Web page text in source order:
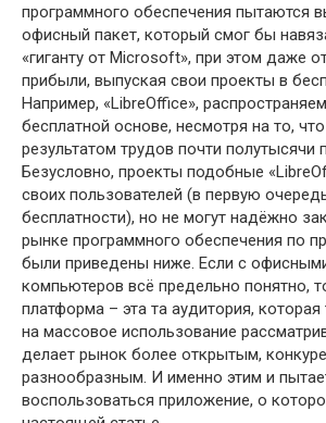
программного обеспечения пытаются
офисный пакет, который смог бы
«гиганту от Microsoft», при этом даже
прибыли, выпуская свои проекты в
Например, «LibreOffice»,
бесплатной основе, несмотря на то,
результатом трудов почти полутысячи
Безусловно, проекты подобные
своих пользователей (в первую
бесплатности), но не могут надёжно
рынке программного обеспечения по
были приведены ниже. Если с
компьютеров всё предельно понятно,
платформа – эта та аудитория,
на массовое использование
делает рынок более открытым,
разнообразным. И именно этим и
воспользоваться приложение, о